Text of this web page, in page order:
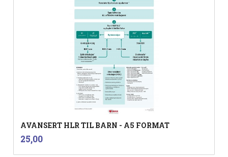
AVANSERT HLR TIL BARN - A5 FORMAT
Pris
25,00